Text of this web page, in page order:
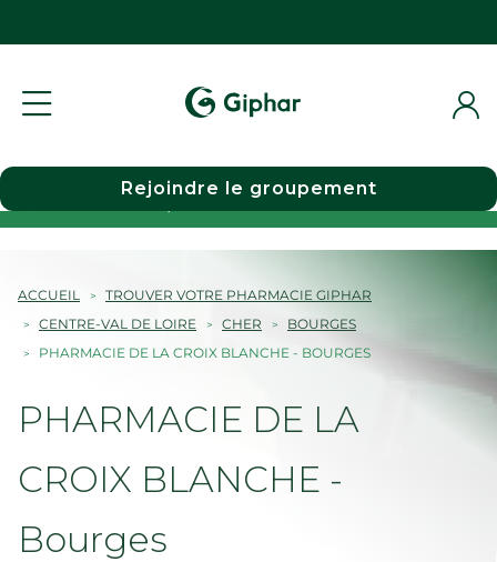
Choisir une pharmacie
Rejoindre le groupement
ACCUEIL
TROUVER VOTRE PHARMACIE GIPHAR
CENTRE-VAL DE LOIRE
CHER
BOURGES
PHARMACIE DE LA CROIX BLANCHE - BOURGES
PHARMACIE DE LA
CROIX BLANCHE -
Bourges